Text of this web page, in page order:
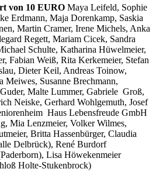
von 10 EURO Maya Leifeld, Sophie
Erdmann, Maja Dorenkamp, Saskia
Martin Cramer, Irene Michels, Anka
Regett, Mariam Cicek, Sandra
Schulte, Katharina Hüwelmeier,
Fabian Weiß, Rita Kerkemeier, Stefan
Dieter Keil, Andreas Toinow,
Meiwes, Susanne Brechmann,
Malte Lummer, Gabriele Groß,
Neiske, Gerhard Wohlgemuth, Josef
Haus Lebensfreude GmbH
Mia Lenzmeier, Volker Wilmes,
Britta Hassenbürger, Claudia
Delbrück), René Burdorf
Lisa Höwekenmeier
Holte-Stukenbrock)